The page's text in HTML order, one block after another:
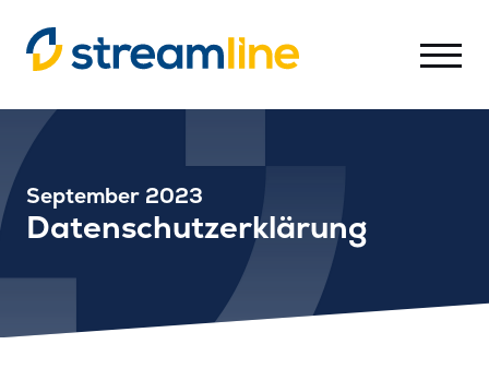
Datenschutz
Streamline
AG
September 2023
Datenschutzerklärung